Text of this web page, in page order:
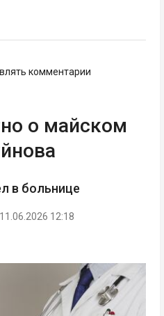
комментарии
о майском
в больнице
11.06.2026 12:18